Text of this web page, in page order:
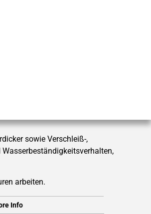
sowie Verschleiß-,
arbeiten.
Info